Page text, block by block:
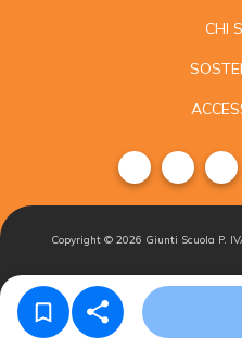
CHI
Copyright © 2026 Giunti Scuola P.
Condizioni di
vendita